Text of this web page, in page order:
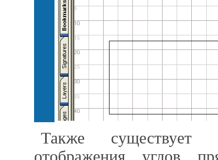
Также существует
отображения углов